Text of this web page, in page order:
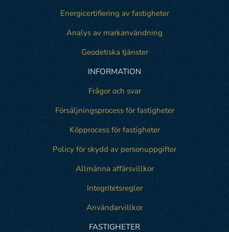
Energicertifiering av fastigheter
Analys av markanvändning
Geodetiska tjänster
INFORMATION
Frågor och svar
Försäljningsprocess för fastigheter
Köpprocess för fastigheter
Policy för skydd av personuppgifter
Allmänna affärsvillkor
Integritetsregler
Användarvillkor
FASTIGHETER